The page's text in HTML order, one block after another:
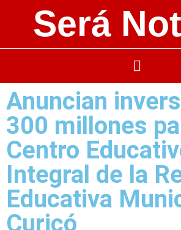
Será
Anuncian
300 millones
Centro
Integral de la
Educativa
Curicó